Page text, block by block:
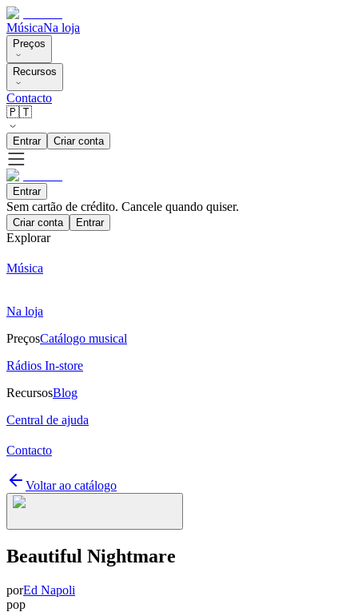
MúsicaNa loja
Preços
Recursos
Contacto
🇵🇹
Entrar Criar conta
Entrar
Sem cartão de crédito. Cancele quando quiser.
Criar conta Entrar
Explorar
Música
Na loja
PreçosCatálogo musical
Rádios In-store
RecursosBlog
Central de ajuda
Contacto
Voltar ao catálogo
Beautiful Nightmare
porEd Napoli
pop